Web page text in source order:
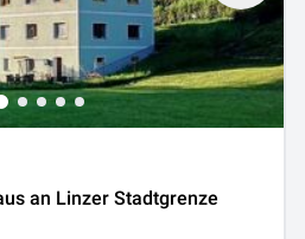
an Linzer Stadtgrenze